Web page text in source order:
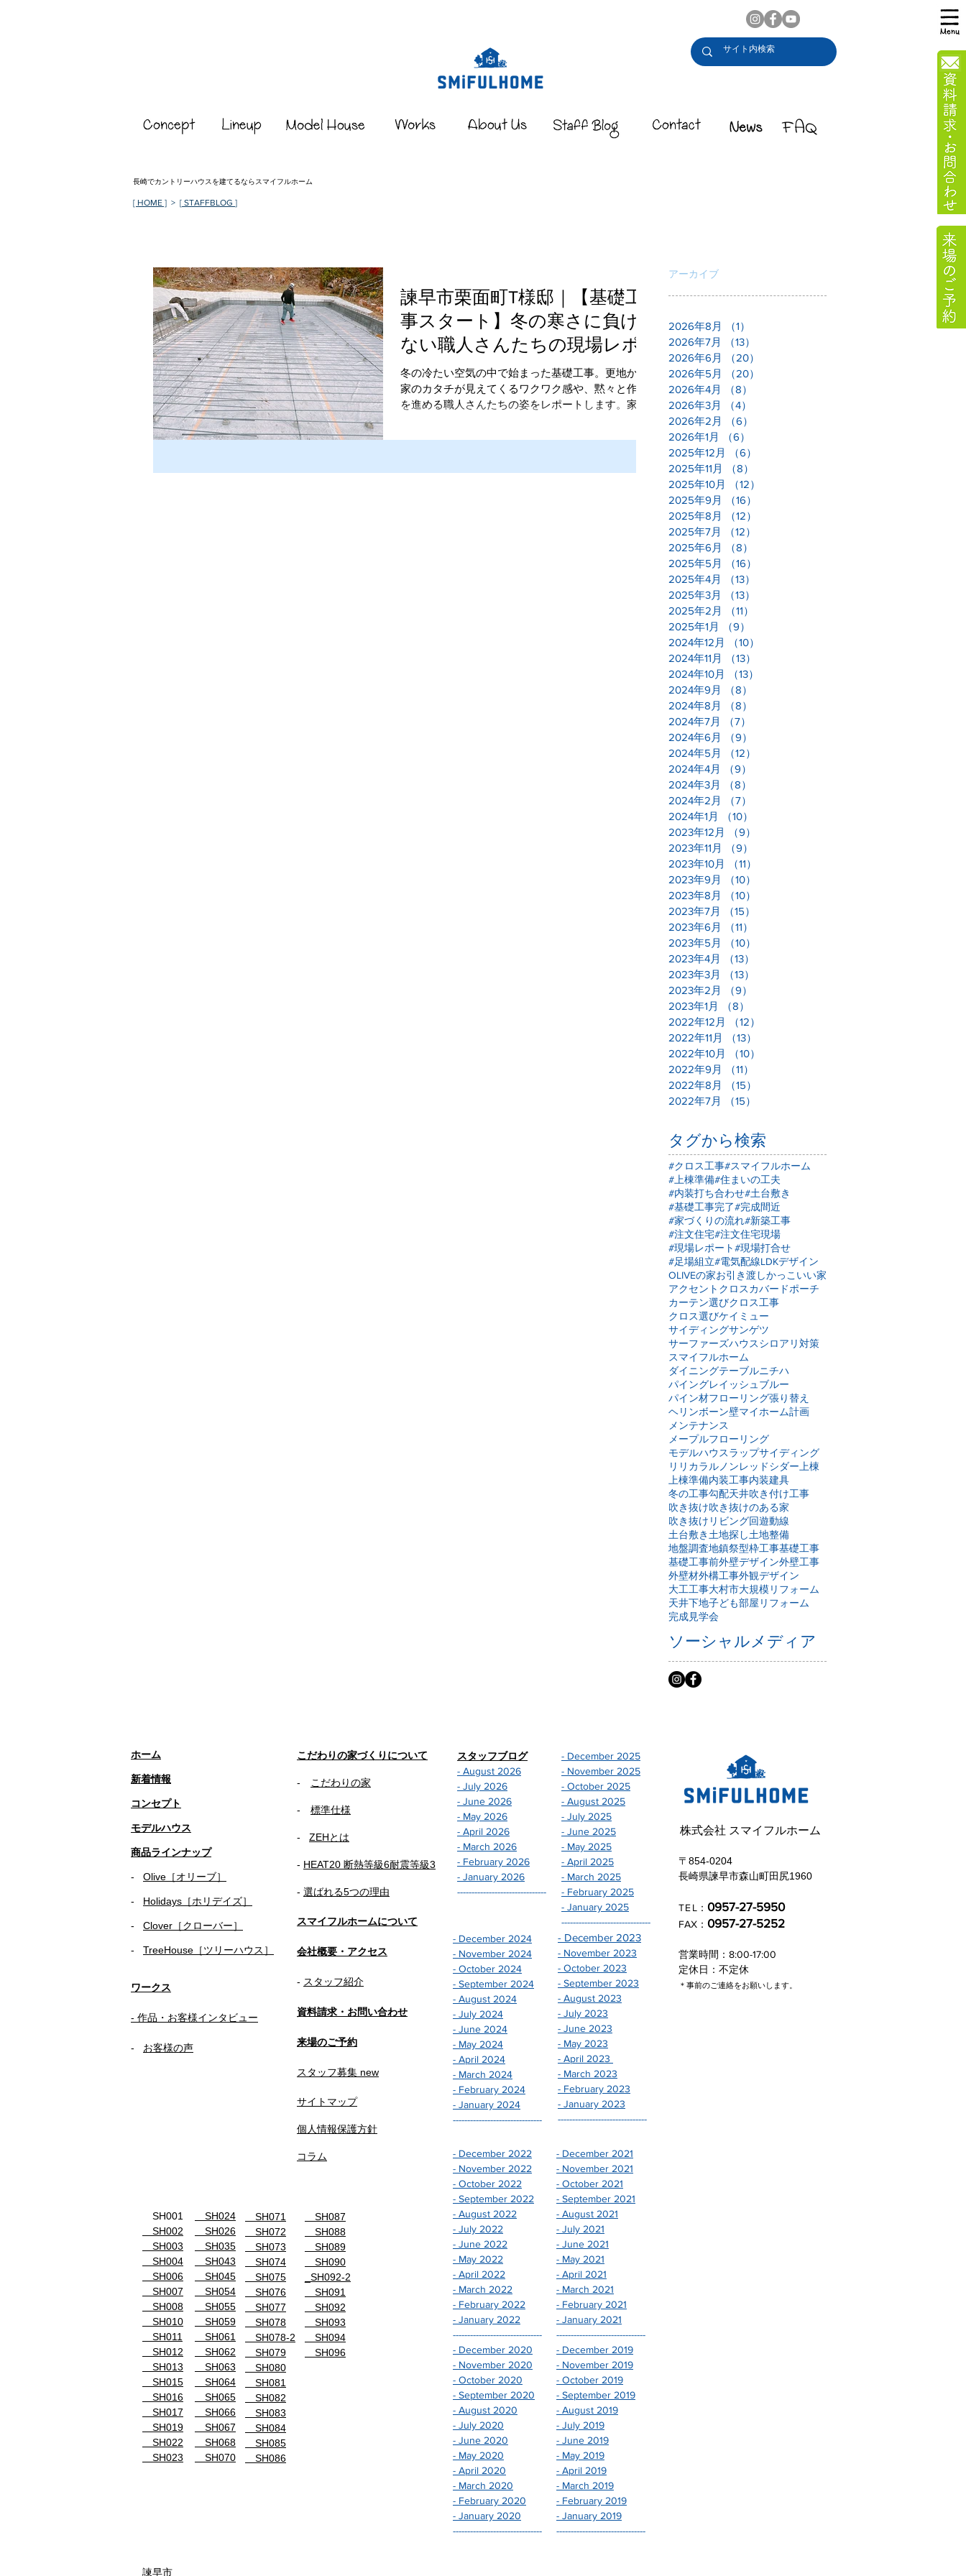
長崎でカントリーハウスを建てるならスマイフルホーム
[ HOME ] > [ STAFFBLOG ]
諫早市栗面町T様邸｜【基礎工
事スタート】冬の寒さに負け
ない職人さんたちの現場レポ
ート！
冬の冷たい空気の中で始まった基礎工事。更地から
家のカタチが見えてくるワクワク感や、黙々と作業
を進める職人さんたちの姿をレポートします。家づ
アーカイブ
2026年8月 （1）
2026年7月
（13）
2026年6月
（20）
2026年5月
（20）
2026年4月
（8）
2026年3月
（4）
2026年2月
（6）
2026年1月
（6）
2025年12月
（6）
2025年11月
（8）
2025年10月
（12）
2025年9月
（16）
2025年8月
（12）
2025年7月
（12）
2025年6月
（8）
2025年5月
（16）
2025年4月
（13）
2025年3月
（13）
2025年2月
（11）
2025年1月
（9）
2024年12月
（10）
2024年11月
（13）
2024年10月
（13）
2024年9月
（8）
2024年8月
（8）
2024年7月
（7）
2024年6月
（9）
2024年5月
（12）
2024年4月
（9）
2024年3月
（8）
2024年2月
（7）
2024年1月
（10）
2023年12月
（9）
2023年11月
（9）
2023年10月
（11）
2023年9月
（10）
2023年8月
（10）
2023年7月
（15）
2023年6月
（11）
2023年5月
（10）
2023年4月
（13）
2023年3月
（13）
2023年2月
（9）
2023年1月
（8）
2022年12月
（12）
2022年11月
（13）
2022年10月
（10）
2022年9月
（11）
2022年8月
（15）
2022年7月
（15）
タグから検索
#クロス工事#スマイフルホーム
#上棟準備#住まいの工夫
#内装打ち合わせ#土台敷き
#基礎工事完了#完成間近
#家づくりの流れ#新築工事
#注文住宅#注文住宅現場
#現場レポート#現場打合せ
#足場組立#電気配線LDKデザイン
OLIVEの家お引き渡しかっこいい家
アクセントクロスカバードポーチ
カーテン選びクロス工事
クロス選びケイミュー
サイディングサンゲツ
サーファーズハウスシロアリ対策
スマイフルホーム
ダイニングテーブルニチハ
パイングレイッシュブルー
パイン材フローリング張り替え
ヘリンボーン壁マイホーム計画
メンテナンス
メープルフローリング
モデルハウスラップサイディング
リリカラ ルノンレッドシダー 上棟
上棟準備内装工事内装建具
冬の工事勾配天井吹き付け工事
吹き抜け吹き抜けのある家
吹き抜けリビング回遊動線
土台敷き 土地探し土地整備
地盤調査地鎮祭型枠工事基礎工事
基礎工事前外壁デザイン外壁工事
外壁材外構工事外観デザイン
大工工事大村市大規模リフォーム
天井下地子ども部屋リフォーム
完成見学会
ソーシャルメディア
ホーム
新着情報
コンセプト
​​モデルハウス
商品ラインナップ
- Olive［オリーブ］
- Holidays［ホリデイズ］
- ​ Clover［クローバー］
- TreeHouse［ツリーハウス］
ワークス
- 作品・お客様インタビュー
- お客様の声
こだわりの家づくりについて
- こだわりの家
- 標準仕様
- ​ ZEHとは
- HEAT20 断熱等級6耐震等級3
- 選ばれる5つの理由
スマイフルホームについて
会社概要・アクセス
- スタッフ紹介
資料請求・お問い合わせ
来場のご予約​​
スタッフ募集 new
サイトマップ
個人情報保護方針
​コラム
SH071
SH072
SH073
SH074
SH075
SH076
SH077
SH078
SH078-2
SH079
SH080
SH081
SH082
SH083
SH084
SH085
SH086
SH001
SH002
SH003
SH004
SH006
SH007
SH008
SH010
SH011
SH012
SH013
SH015
SH016
SH017
SH019
SH022
SH023
SH024
SH026
SH035
SH043
SH045
SH054
SH055
SH059
SH061
SH062
SH063
SH064
SH065
SH066
SH067
SH068
SH070
SH087
SH088
SH089
SH090
_SH092-2
SH091
SH092
SH093
SH094
SH096
スタッフブログ
- August 2026
- July 2026
- June 2026
- May 2026
- April 2026
- March 2026
- February 2026
- January 2026
-------------------------------
- December 2024
- November 2024
- October 2024
- September 2024
- August 2024
- July 2024
- June 2024
- May 2024
- April 2024
- March 2024
- February 2024
- January 2024
-------------------------------
- December 2025
- November 2025
- October 2025
- August 2025
- July 2025
- June 2025
- May 2025
- April 2025
- March 2025
- February 2025
- January 2025
-------------------------------
- December 2023
- November 2023
- October 2023
- September 2023
- August 2023
- July 2023
- June 2023
- May 2023
- April 2023
- March 2023
- February 2023
- January 2023
-------------------------------
- December 2022
- November 2022
- October 2022
- September 2022
- August 2022
- July 2022
- June 2022
- May 2022
- April 2022
- March 2022
- February 2022
- January 2022
-------------------------------
- December 2020
- November 2020
- October 2020
- September 2020
- August 2020
- July 2020
- June 2020
- May 2020
- April 2020
- March 2020
- February 2020
- January 2020
-------------------------------
- December 2021
- November 2021
- October 2021
- September 2021
- August 2021
- July 2021
- June 2021
- May 2021
- April 2021
- March 2021
- February 2021
- January 2021
-------------------------------
- December 2019
- November 2019
- October 2019
- September 2019
- August 2019
- July 2019
- June 2019
- May 2019
- April 2019
- March 2019
- February 2019
- January 2019
-------------------------------
株式会社 スマイフルホーム
〒854-0204
長崎県諫早市森山町田尻1960
TEL： 0957-27-5950
FAX： 0957-27-5252
営業時間：8:00-17:00
定休日：不定休
​＊事前のご連絡をお願いします。
諫早市